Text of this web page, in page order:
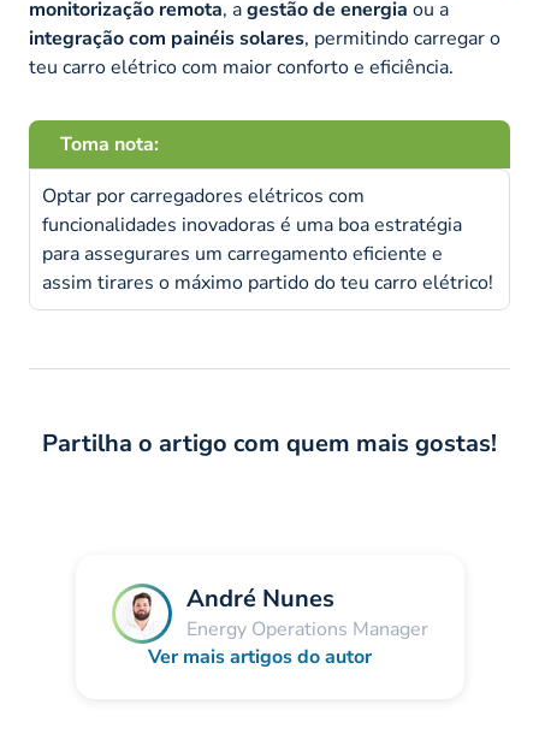
monitorização remota, agestão de energia ou a
integração com painéis solares, permitindo carregar o
teu carro elétrico com maior conforto e eficiência.
Toma nota:
Optar por carregadores elétricos com
funcionalidades inovadoras é uma boa estratégia
para assegurares um carregamento eficiente e
assim tirares o máximo partido do teu carro elétrico!
Partilha o artigo com quem mais gostas!
André Nunes
Energy Operations Manager
Ver mais artigos do autor